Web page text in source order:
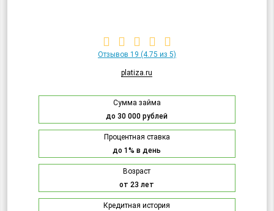
Отзывов 19 (4.75 из 5)
platiza.ru
Сумма займа
до 30 000 рублей
Процентная ставка
до 1% в день
Возраст
от 23 лет
Кредитная история